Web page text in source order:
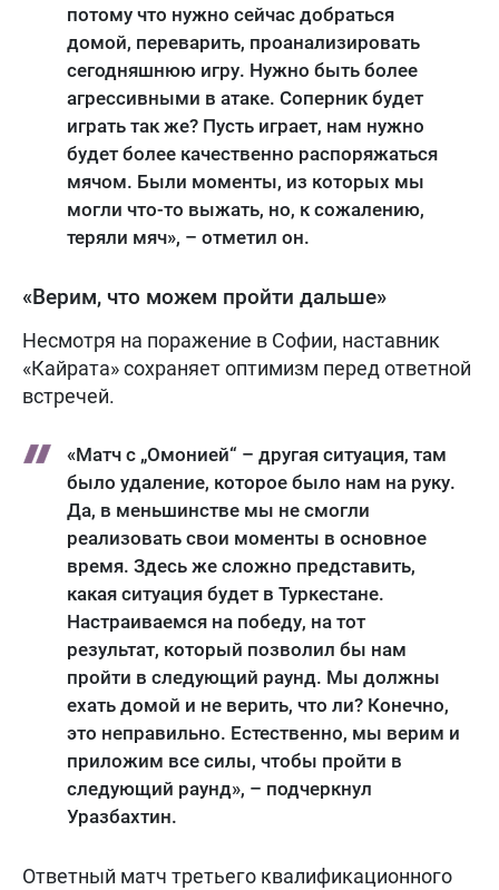
потому что нужно сейчас добраться
домой, переварить, проанализировать
сегодняшнюю игру. Нужно быть более
агрессивными в атаке. Соперник будет
играть так же? Пусть играет, нам нужно
будет более качественно распоряжаться
мячом. Были моменты, из которых мы
могли что-то выжать, но, к сожалению,
теряли мяч», – отметил он.
«Верим, что можем пройти дальше»
Несмотря на поражение в Софии, наставник
«Кайрата» сохраняет оптимизм перед ответной
встречей.
«Матч с „Омонией“ – другая ситуация, там
было удаление, которое было нам на руку.
Да, в меньшинстве мы не смогли
реализовать свои моменты в основное
время. Здесь же сложно представить,
какая ситуация будет в Туркестане.
Настраиваемся на победу, на тот
результат, который позволил бы нам
пройти в следующий раунд. Мы должны
ехать домой и не верить, что ли? Конечно,
это неправильно. Естественно, мы верим и
приложим все силы, чтобы пройти в
следующий раунд», – подчеркнул
Уразбахтин.
Ответный матч третьего квалификационного